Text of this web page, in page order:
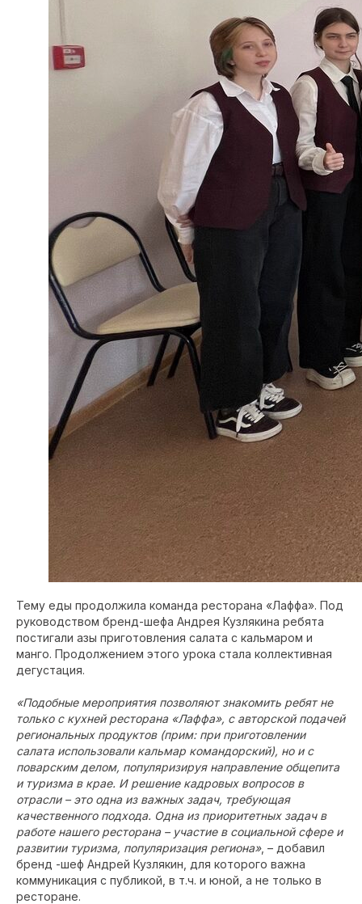
Тему еды продолжила команда ресторана «Лаффа». Под
руководством бренд-шефа Андрея Кузлякина ребята
постигали азы приготовления салата с кальмаром и
манго. Продолжением этого урока стала коллективная
дегустация.
«Подобные мероприятия позволяют знакомить ребят не
только с кухней ресторана «Лаффа», с авторской подачей
региональных продуктов (прим: при приготовлении
салата использовали кальмар командорский), но и с
поварским делом, популяризируя направление общепита
и туризма в крае. И решение кадровых вопросов в
отрасли – это одна из важных задач, требующая
качественного подхода. Одна из приоритетных задач в
работе нашего ресторана – участие в социальной сфере и
развитии туризма, популяризация региона», – добавил
бренд -шеф Андрей Кузлякин, для которого важна
коммуникация с публикой, в т.ч. и юной, а не только в
ресторане.